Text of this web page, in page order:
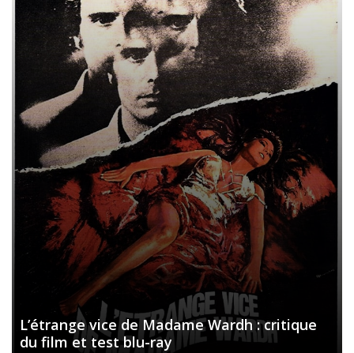
L’étrange vice de Madame Wardh : critique
du film et test blu-ray